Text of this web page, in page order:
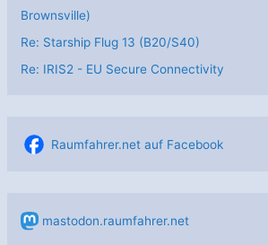
Brownsville)
Re: Starship Flug 13 (B20/S40)
Re: IRIS2 - EU Secure Connectivity
Raumfahrer.net auf Facebook
mastodon.raumfahrer.net